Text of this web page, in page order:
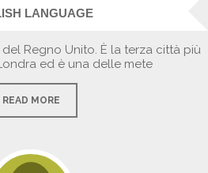
LANGUAGE
Regno Unito. È la terza città più
ed è una delle mete
READ MORE